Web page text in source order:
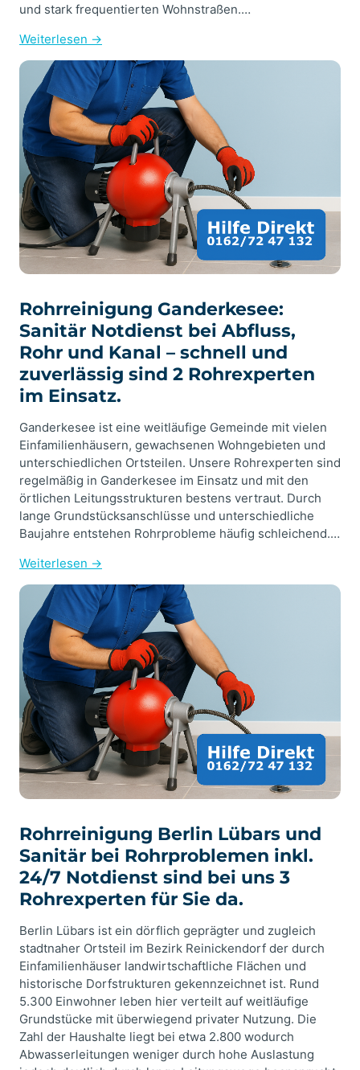
und stark frequentierten Wohnstraßen.…
Weiterlesen →
Rohrreinigung Ganderkesee:
Sanitär Notdienst bei Abfluss,
Rohr und Kanal – schnell und
zuverlässig sind 2 Rohrexperten
im Einsatz.
Ganderkesee ist eine weitläufige Gemeinde mit vielen
Einfamilienhäusern, gewachsenen Wohngebieten und
unterschiedlichen Ortsteilen. Unsere Rohrexperten sind
regelmäßig in Ganderkesee im Einsatz und mit den
örtlichen Leitungsstrukturen bestens vertraut. Durch
lange Grundstücksanschlüsse und unterschiedliche
Baujahre entstehen Rohrprobleme häufig schleichend.…
Weiterlesen →
Rohrreinigung Berlin Lübars und
Sanitär bei Rohrproblemen inkl.
24/7 Notdienst sind bei uns 3
Rohrexperten für Sie da.
Berlin Lübars ist ein dörflich geprägter und zugleich
stadtnaher Ortsteil im Bezirk Reinickendorf der durch
Einfamilienhäuser landwirtschaftliche Flächen und
historische Dorfstrukturen gekennzeichnet ist. Rund
5.300 Einwohner leben hier verteilt auf weitläufige
Grundstücke mit überwiegend privater Nutzung. Die
Zahl der Haushalte liegt bei etwa 2.800 wodurch
Abwasserleitungen weniger durch hohe Auslastung